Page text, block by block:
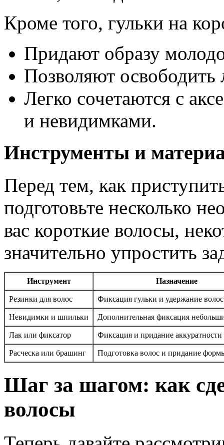
Кроме того, гульки на
Придают образу
Позволяют
Легко сочетаются с
и невидимками.
Инструменты и
Перед тем, как
подготовьте несколько
вас короткие волосы,
значительно упростить
Инструмент Назначение
Резинки для волос Фиксация гульки и удержание
Невидимки и шпильки Дополнительная фиксация
Лак или фиксатор Фиксация и придание аккуратности
Расческа или брашинг Подготовка волос и придание
Шаг за шагом: как
волосы